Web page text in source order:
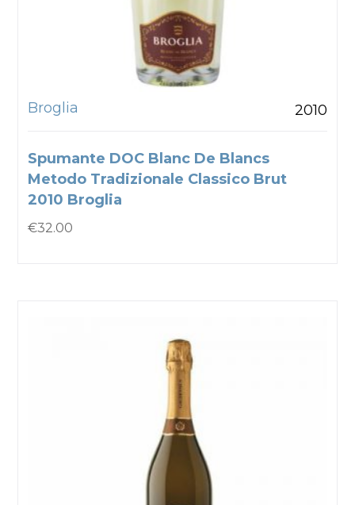
Broglia 2010
Spumante DOC Blanc De Blancs
Metodo Tradizionale Classico Brut
2010 Broglia
€32.00